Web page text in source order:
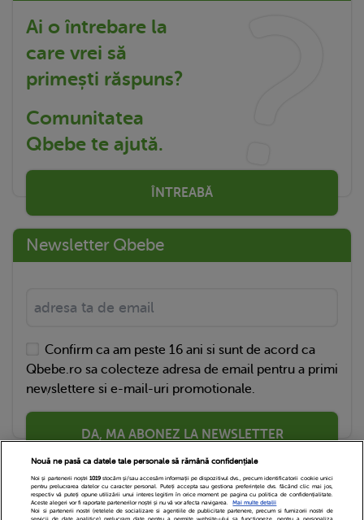
Ai o întrebare la
care vrei să
primești răspuns?
Comunitatea
Qbebe te ajută.
ÎNTREABĂ
Newsletter Qbebe
Confirm ca am peste 16 ani si sunt de acord ca
Qbebe.ro sa colecteze adresa de email pentru a primi
newslettere si e-mail-uri promotionale.
DA, MA ABONEZ LA NEWSLETTER
Nouă ne pasă ca datele tale personale să rămână confidențiale
Noi și partenerii noștri 1019stocăm și/sau accesăm informații pe dispozitivul dvs., precum identificatorii cookie unici
pentru prelucrarea datelor cu caracter personal. Puteți accepta sau gestiona preferințele dvs. făcând clic mai jos,
respectiv vă puteți opune utilizării unui interes legitim în orice moment pe pagina cu politica de confidențialitate.
Aceste alegeri vor fi raportate partenerilor noștri și nu vă vor afecta navigarea.
Mai multe detalii
Noi si partenerii nostri (retelele de socializare si agentiile de publicitate partenere, precum si furnizorii nostri de